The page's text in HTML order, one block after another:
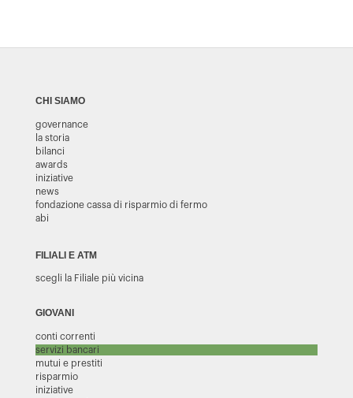
CHI SIAMO
governance
la storia
bilanci
awards
iniziative
news
fondazione cassa di risparmio di fermo
abi
FILIALI E ATM
scegli la Filiale più vicina
GIOVANI
conti correnti
servizi bancari
mutui e prestiti
risparmio
iniziative